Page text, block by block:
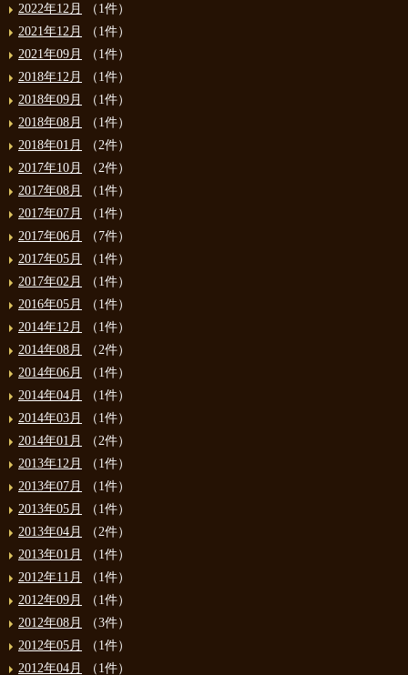
2022年12月
（1件）
2021年12月
（1件）
2021年09月
（1件）
2018年12月
（1件）
2018年09月
（1件）
2018年08月
（1件）
2018年01月
（2件）
2017年10月
（2件）
2017年08月
（1件）
2017年07月
（1件）
2017年06月
（7件）
2017年05月
（1件）
2017年02月
（1件）
2016年05月
（1件）
2014年12月
（1件）
2014年08月
（2件）
2014年06月
（1件）
2014年04月
（1件）
2014年03月
（1件）
2014年01月
（2件）
2013年12月
（1件）
2013年07月
（1件）
2013年05月
（1件）
2013年04月
（2件）
2013年01月
（1件）
2012年11月
（1件）
2012年09月
（1件）
2012年08月
（3件）
2012年05月
（1件）
2012年04月
（1件）